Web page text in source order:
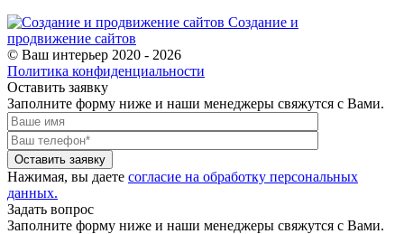
Создание и
продвижение сайтов
© Ваш интерьер 2020 - 2026
Политика конфиденциальности
Оставить заявку
Заполните форму ниже и наши менеджеры свяжутся с Вами.
Оставить заявку
Нажимая, вы даете согласие на обработку персональных
данных.
Задать вопрос
Заполните форму ниже и наши менеджеры свяжутся с Вами.